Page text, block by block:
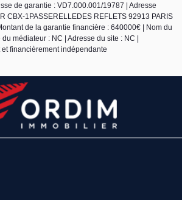
de garantie : VD7.000.001/19787 | Adresse
CBX-1PASSERELLEDES REFLETS 92913 PARIS
de la garantie financière : 640000€ | Nom du
médiateur : NC | Adresse du site : NC |
financièrement indépendante